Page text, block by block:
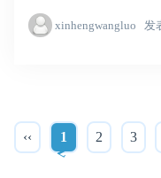
xinhengwangluo 发
‹‹ 1 2 3